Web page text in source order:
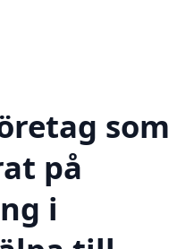
som
på
i